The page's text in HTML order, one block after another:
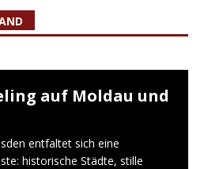
auf Moldau und
entfaltet sich eine
historische Städte, stille